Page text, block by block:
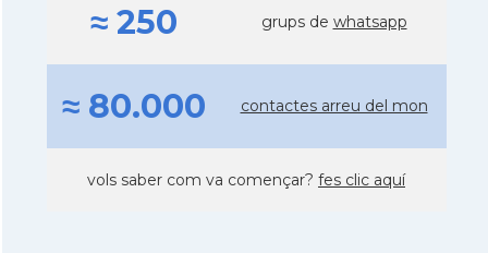
≈ 250 grups de whatsapp
≈ 80.000 contactes arreu del mon
vols saber com va començar? fes clic aquí